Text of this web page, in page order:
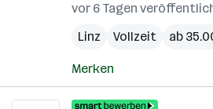
vor 6 Tagen
Linz
Vollzeit ab
Merken